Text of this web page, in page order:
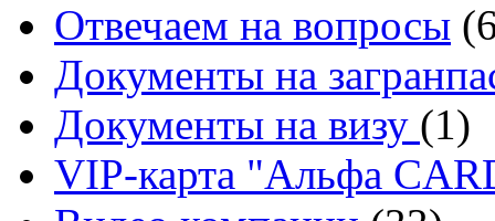
Отвечаем на вопросы
Документы на
Документы на визу (1)
VIP-карта "Альфа